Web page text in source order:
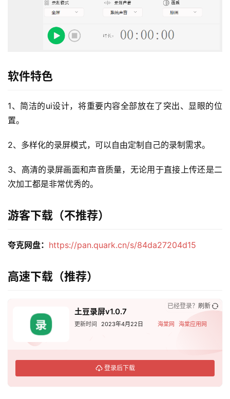
软件特色
1、简洁的ui设计，将重要内容全部放在了突出、显眼的位
置。
2、多样化的录屏模式，可以自由定制自己的录制需求。
3、高清的录屏画面和声音质量，无论用于直接上传还是二
次加工都是非常优秀的。
游客下载（不推荐）
夸克网盘： https://pan.quark.cn/s/84da27204d15
高速下载（推荐）
土豆录屏v1.0.7
更新时间 2023年4月22日 海棠网 海棠应用网
登录后下载
已经登录？ 刷新